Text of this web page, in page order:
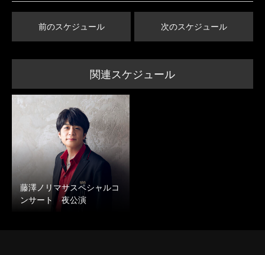
前のスケジュール 次のスケジュール
関連スケジュール
藤澤ノリマサスペシャルコ
ンサート 夜公演